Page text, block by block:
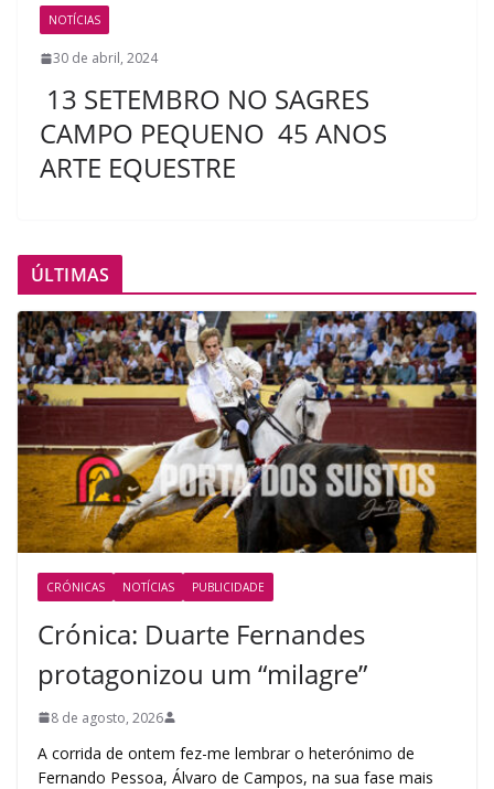
NOTÍCIAS
30 de abril, 2024
13 SETEMBRO NO SAGRES
CAMPO PEQUENO 45 ANOS
ARTE EQUESTRE
ÚLTIMAS
CRÓNICAS NOTÍCIAS PUBLICIDADE
Crónica: Duarte Fernandes
protagonizou um “milagre”
8 de agosto, 2026
A corrida de ontem fez-me lembrar o heterónimo de
Fernando Pessoa, Álvaro de Campos, na sua fase mais